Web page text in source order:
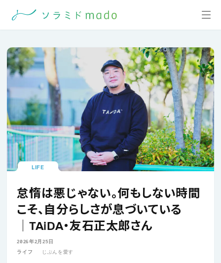
LIFE
怠惰は悪じゃない。何もしない時間
こそ、自分らしさが息づいている
│TAiDA・友石正太郎さん
2026年2月25日
ライフ じぶんを愛す